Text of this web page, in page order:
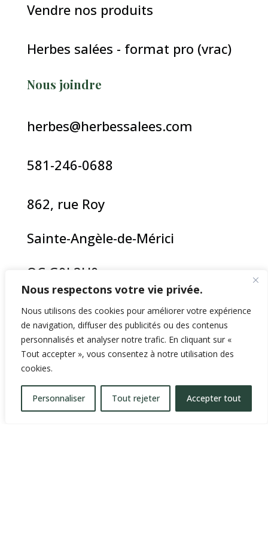
Nous respectons votre vie privée.
Nous utilisons des cookies pour améliorer votre expérience
de navigation, diffuser des publicités ou des contenus
personnalisés et analyser notre trafic. En cliquant sur «
Tout accepter », vous consentez à notre utilisation des
cookies.
Personnaliser Tout rejeter Accepter tout
Vendre nos produits
Herbes salées - format pro (vrac)
Nous joindre
herbes@herbessalees.com
581-246-0688
862, rue Roy
Sainte-Angèle-de-Mérici
QC G0J 2H0
Conditions d'utilisation